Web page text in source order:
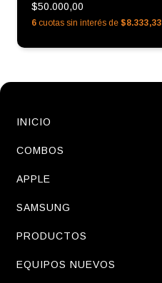
$50.000,00
6 cuotas sin interés de $8.333,33
INICIO
COMBOS
APPLE
SAMSUNG
PRODUCTOS
EQUIPOS NUEVOS